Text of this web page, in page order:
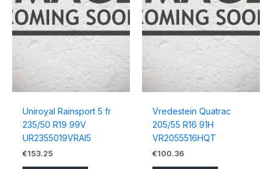
Uniroyal Rainsport 5 fr
235/50 R19 99V
UR2355019VRAI5
€153.25
Vredestein Quatrac
205/55 R16 91H
VR2055516HQT
€100.36